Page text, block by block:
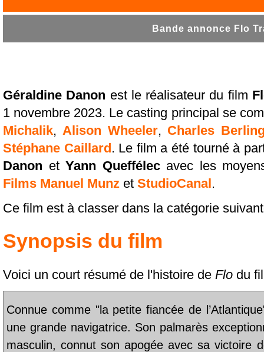
Bande annonce Flo
Géraldine Danon est le réalisateur du film
1 novembre 2023. Le casting principal se
Michalik,Alison Wheeler, Charles
Stéphane Caillard . Le film a été tourné à
Danon etYann Queffélecavec les
Films Manuel Munz et StudioCanal .
Ce film est à classer dans la catégorie
Synopsis du film
Voici un court résumé de l'histoire de Flo du
Connue comme "la petite fiancée de
une grande navigatrice. Son palmarès
masculin, connut son apogée avec sa victoire